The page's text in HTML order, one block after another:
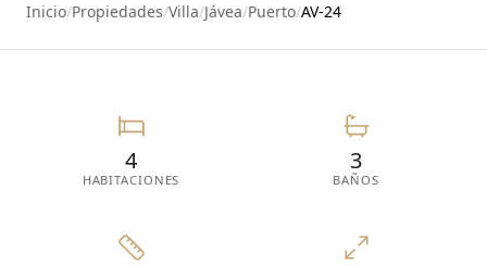
Inicio/Propiedades/Villa/Jávea/Puerto/AV-24
4
HABITACIONES
3
BAÑOS